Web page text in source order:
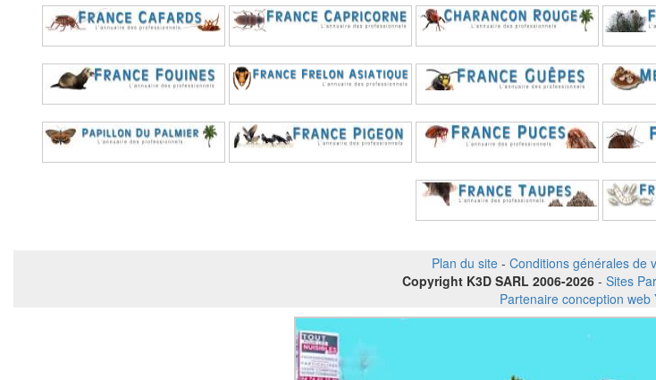
Plan du site - Conditions générales de
Copyright K3D SARL 2006-2026 - Sites
Partenaire conception web